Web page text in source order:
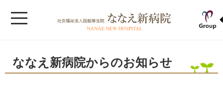
ななえ新病院からのお知らせ